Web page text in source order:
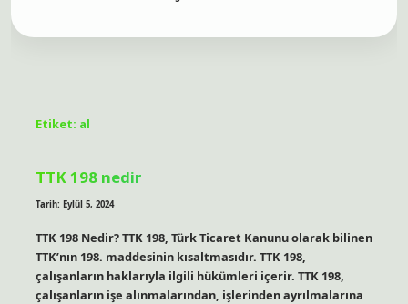
Etiket: al
TTK 198 nedir
Tarih: Eylül 5, 2024
TTK 198 Nedir? TTK 198, Türk Ticaret Kanunu olarak bilinen
TTK’nın 198. maddesinin kısaltmasıdır. TTK 198,
çalışanların haklarıyla ilgili hükümleri içerir. TTK 198,
çalışanların işe alınmalarından, işlerinden ayrılmalarına